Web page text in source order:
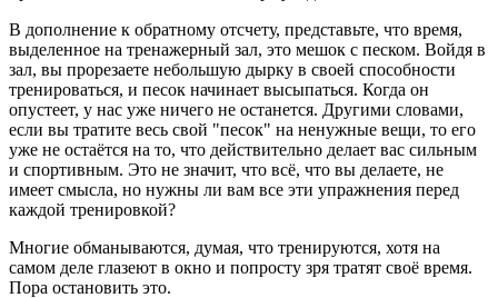
В дополнение к обратному отсчету, представьте, что время,
выделенное на тренажерный зал, это мешок с песком. Войдя в
зал, вы прорезаете небольшую дырку в своей способности
тренироваться, и песок начинает высыпаться. Когда он
опустеет, у нас уже ничего не останется. Другими словами,
если вы тратите весь свой "песок" на ненужные вещи, то его
уже не остаётся на то, что действительно делает вас сильным
и спортивным. Это не значит, что всё, что вы делаете, не
имеет смысла, но нужны ли вам все эти упражнения перед
каждой тренировкой?
Многие обманываются, думая, что тренируются, хотя на
самом деле глазеют в окно и попросту зря тратят своё время.
Пора остановить это.